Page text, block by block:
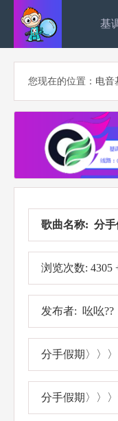
基
您现在的位置： 电音
歌曲名称: 分手
浏览次数: 4305
发布者: 吆吆??
分手假期〉〉〉
分手假期〉〉〉